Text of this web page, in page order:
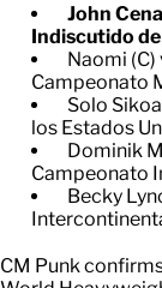
John
Indiscutido
Naomi (C)
Campeonato
Solo
los Estados
Dominik
Campeonato
Becky
CM Punk